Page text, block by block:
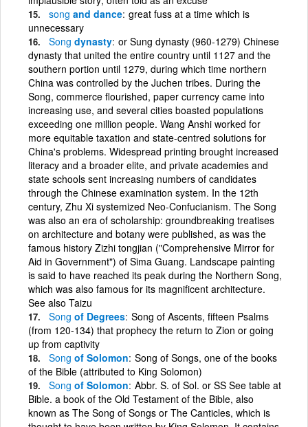
song and dance great fuss at a time which is
unnecessary
Song dynasty or Sung dynasty (960-1279) Chinese
dynasty that united the entire country until 1127 and the
southern portion until 1279, during which time northern
China was controlled by the Juchen tribes. During the
Song, commerce flourished, paper currency came into
increasing use, and several cities boasted populations
exceeding one million people. Wang Anshi worked for
more equitable taxation and state-centred solutions for
China's problems. Widespread printing brought increased
literacy and a broader elite, and private academies and
state schools sent increasing numbers of candidates
through the Chinese examination system. In the 12th
century, Zhu Xi systemized Neo-Confucianism. The Song
was also an era of scholarship: groundbreaking treatises
on architecture and botany were published, as was the
famous history Zizhi tongjian ("Comprehensive Mirror for
Aid in Government") of Sima Guang. Landscape painting
is said to have reached its peak during the Northern Song,
which was also famous for its magnificent architecture.
See also Taizu
Song of Degrees Song of Ascents, fifteen Psalms
(from 120-134) that prophecy the return to Zion or going
up from captivity
Song of Solomon Song of Songs, one of the books
of the Bible (attributed to King Solomon)
Song of Solomon Abbr. S. of Sol. or SS See table at
Bible. a book of the Old Testament of the Bible, also
known as The Song of Songs or The Canticles, which is